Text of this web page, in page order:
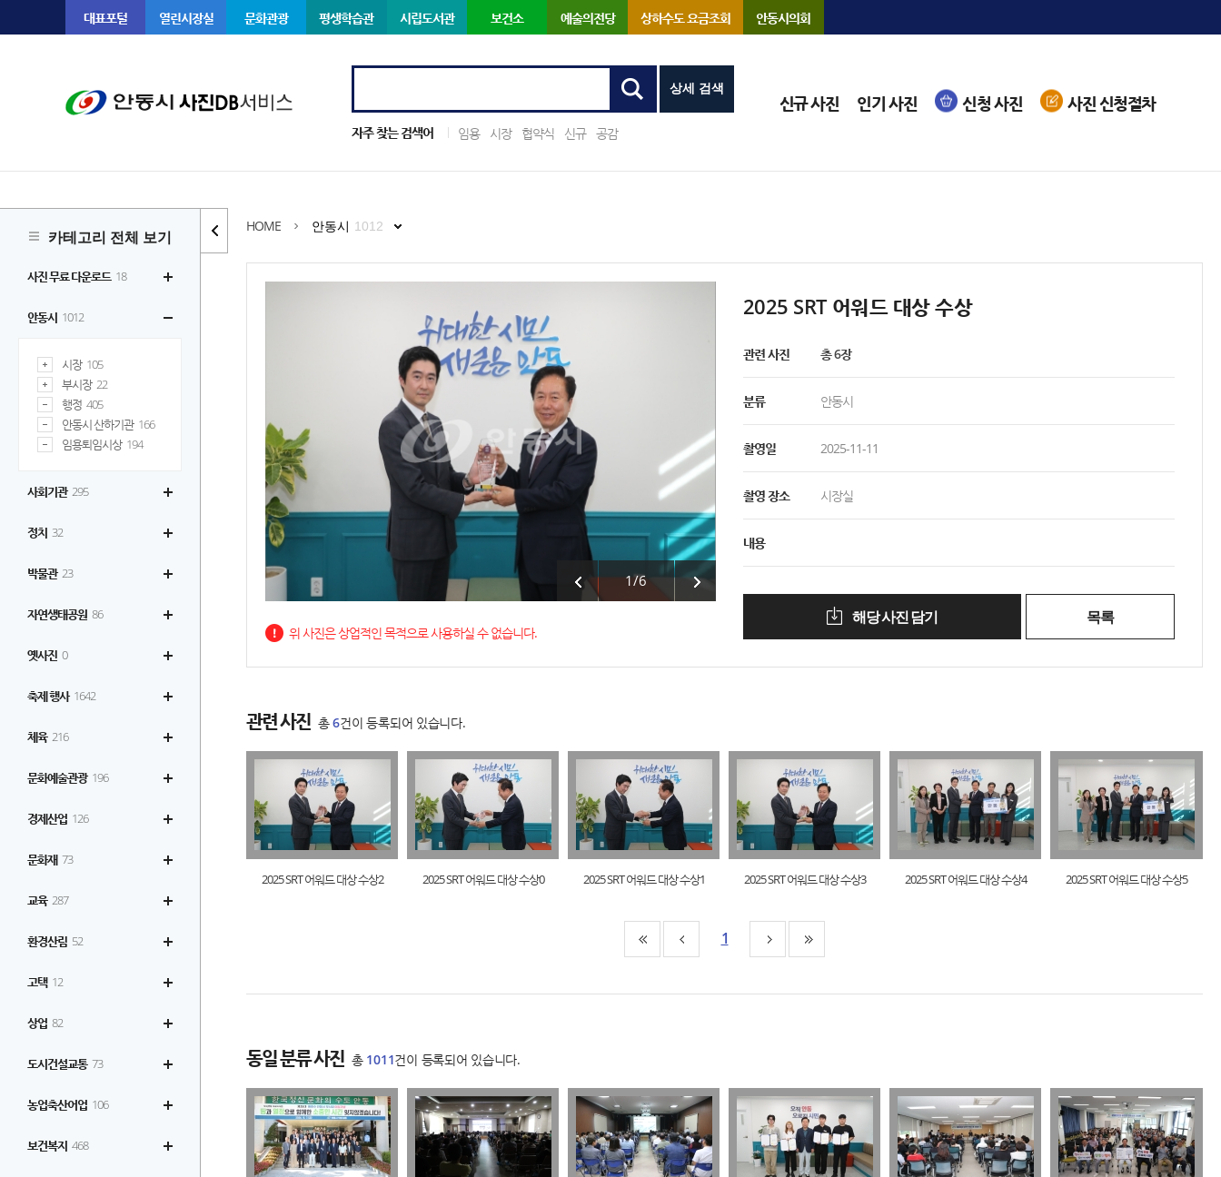
대표포털 열린시장실 문화관광 평생학습관 시립도서관 보건소 예술의전당 상하수도 요금조회 안동시의회
상세 검색
자주 찾는 검색어 임용 시장 협약식 신규 공감
신규 사진 인기 사진 신청 사진 사진 신청절차
카테고리 전체 보기
사진 무료 다운로드 18
안동시 1012
시장 105
부시장 22
행정 405
안동시 산하기관 166
임용퇴임시상 194
사회기관 295
정치 32
박물관 23
자연생태공원 86
옛사진 0
축제 행사 1642
체육 216
문화예술관광 196
경제산업 126
문화재 73
교육 287
환경산림 52
고택 12
상업 82
도시건설교통 73
농업축산어업 106
보건복지 468
HOME 안동시 1012
1/6
위 사진은 상업적인 목적으로 사용하실 수 없습니다.
2025 SRT 어워드 대상 수상
관련 사진 총 6장
분류 안동시
촬영일 2025-11-11
촬영 장소 시장실
내용
해당 사진 담기 목록
관련 사진 총6건이 등록되어 있습니다.
2025 SRT 어워드 대상 수상2 2025 SRT 어워드 대상 수상0 2025 SRT 어워드 대상 수상1 2025 SRT 어워드 대상 수상3 2025 SRT 어워드 대상 수상4 2025 SRT 어워드 대상 수상5
1
동일 분류 사진 총 1011건이 등록되어 있습니다.